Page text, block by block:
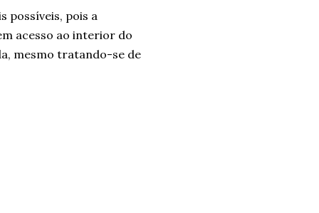
possíveis, pois a
acesso ao interior do
mesmo tratando-se de